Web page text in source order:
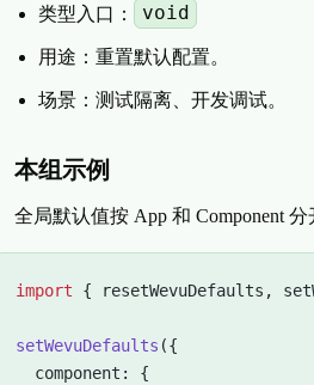
类型入口： void
用途：重置默认配置。
场景：测试隔离、开发调试。
本组示例
全局默认值按 App 和 Component
import { resetWevuDefaults,
setWevuDefaults ({
  component: {